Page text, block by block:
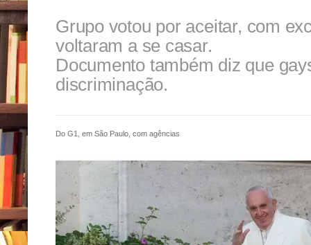
Grupo votou por aceitar, com
voltaram a se casar.
Documento também diz que
discriminação.
Do G1, em São Paulo, com agências